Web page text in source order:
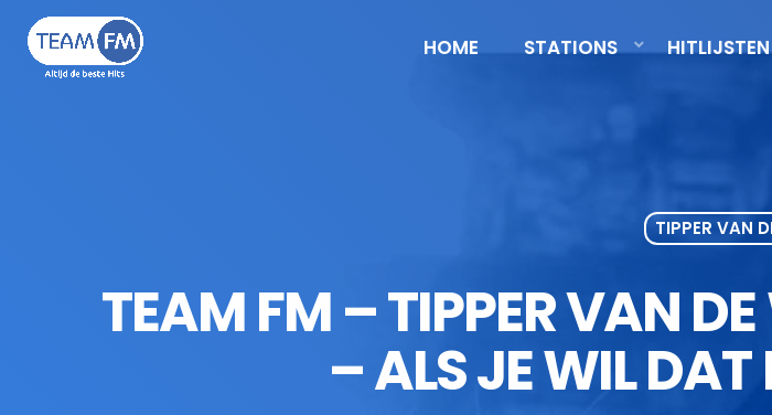
HOME STATIONS HITLIJSTEN
TIPPER VAN
TEAM FM – TIPPER VAN
– ALS JE WIL